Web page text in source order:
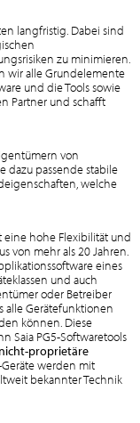
langfristig. Dabei sind
zu minimieren.
wir alle Grundelemente
und die Tools sowie
Partner und schafft
von
dazu passende stabile
welche
hohe Flexibilität und
von mehr als 20 Jahren.
eines
und auch
oder Betreiber
alle Gerätefunktionen
können. Diese
Saia PG5-Softwaretools
nicht-proprietäre
werden mit
bekannter Technik